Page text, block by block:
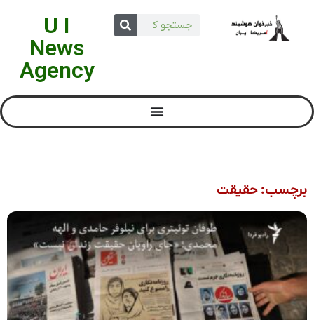
U I
News
Agency
برچسب: حقیقت